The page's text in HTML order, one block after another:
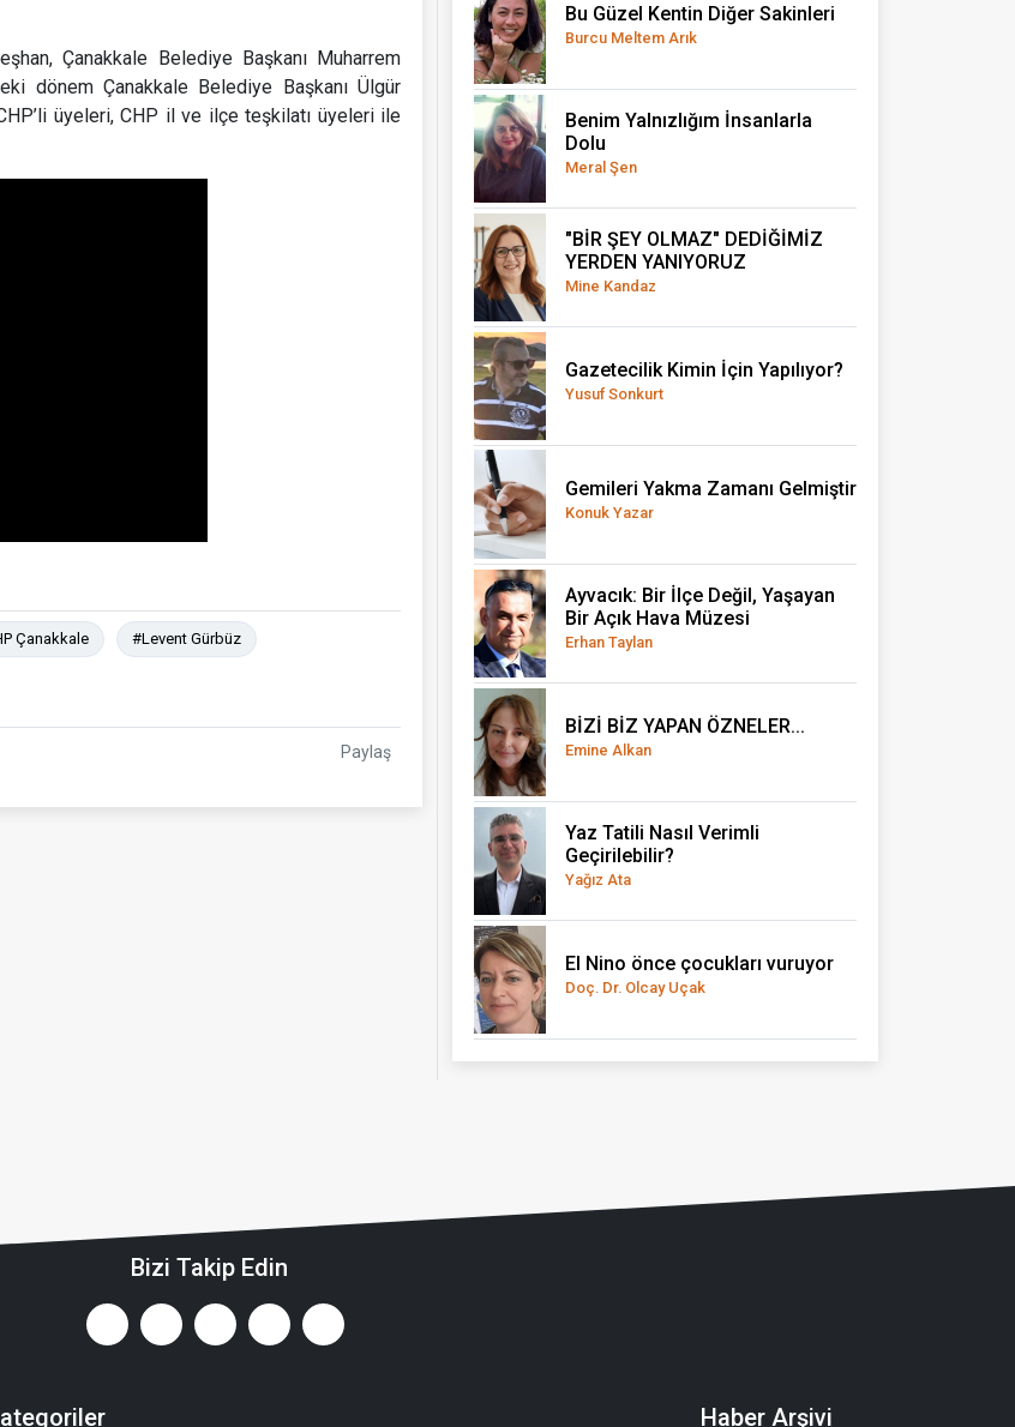
Çanakkale Belediye Başkanı Muharrem
dönem Çanakkale Belediye Başkanı Ülgür
üyeleri, CHP il ve ilçe teşkilatı üyeleri ile
Çanakkale #Levent Gürbüz
Paylaş
Bu Güzel Kentin Diğer Sakinleri
Burcu Meltem Arık
Benim Yalnızlığım İnsanlarla
Dolu
Meral Şen
"BİR ŞEY OLMAZ" DEDİĞİMİZ
YERDEN YANIYORUZ
Mine Kandaz
Gazetecilik Kimin İçin Yapılıyor?
Yusuf Sonkurt
Gemileri Yakma Zamanı Gelmiştir
Konuk Yazar
Ayvacık: Bir İlçe Değil, Yaşayan
Bir Açık Hava Müzesi
Erhan Taylan
BİZİ BİZ YAPAN ÖZNELER...
Emine Alkan
Yaz Tatili Nasıl Verimli
Geçirilebilir?
Yağız Ata
El Nino önce çocukları vuruyor
Doç. Dr. Olcay Uçak
Bizi Takip Edin
Haber Arşivi